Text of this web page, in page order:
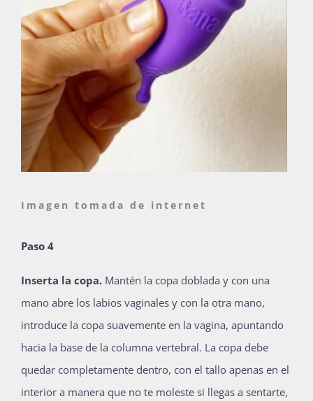
Imagen tomada de internet
Paso 4
Inserta la copa. Mantén la copa doblada y con una
mano abre los labios vaginales y con la otra mano,
introduce la copa suavemente en la vagina, apuntando
hacia la base de la columna vertebral. La copa debe
quedar completamente dentro, con el tallo apenas en el
interior a manera que no te moleste si llegas a sentarte,